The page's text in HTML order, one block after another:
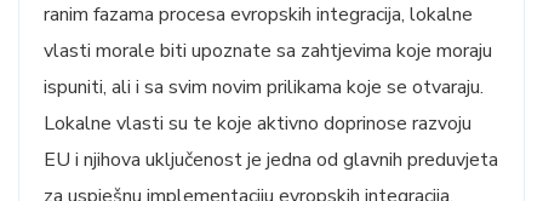
ranim fazama procesa evropskih integracija, lokalne
vlasti morale biti upoznate sa zahtjevima koje moraju
ispuniti, ali i sa svim novim prilikama koje se otvaraju.
Lokalne vlasti su te koje aktivno doprinose razvoju
EU i njihova uključenost je jedna od glavnih preduvjeta